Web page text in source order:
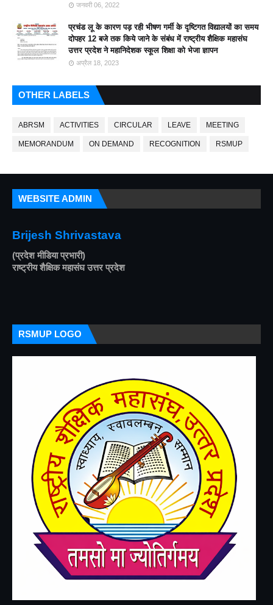
जनवरी 06, 2022
प्रचंड लू के कारण पड़ रही भीषण गर्मी के दृष्टिगत विद्यालयों का समय
दोपहर 12 बजे तक किये जाने के संबंध में राष्ट्रीय शैक्षिक महासंघ
उत्तर प्रदेश ने महानिदेशक स्कूल शिक्षा को भेजा ज्ञापन
अप्रैल 18, 2023
OTHER LABELS
ABRSM ACTIVITIES CIRCULAR LEAVE MEETING
MEMORANDUM ON DEMAND RECOGNITION RSMUP
WEBSITE ADMIN
Brijesh Shrivastava
(प्रदेश मीडिया प्रभारी)
राष्ट्रीय शैक्षिक महासंघ उत्तर प्रदेश
RSMUP LOGO